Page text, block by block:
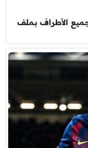
الأطراف بملف